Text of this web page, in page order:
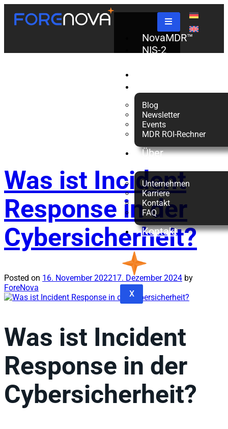
NovaMDR™
NIS-2
Blog
Newsletter
Events
MDR ROI-Rechner
Über
Unternehmen
Karriere
Kontakt
FAQ
Kontakt
X
Schlagwort:
Incident
response
Was ist Incident
Response in der
Cybersicherheit?
Posted on 16. November 202217. Dezember 2024 by
ForeNova
Was ist Incident
Response in der
Cybersicherheit?